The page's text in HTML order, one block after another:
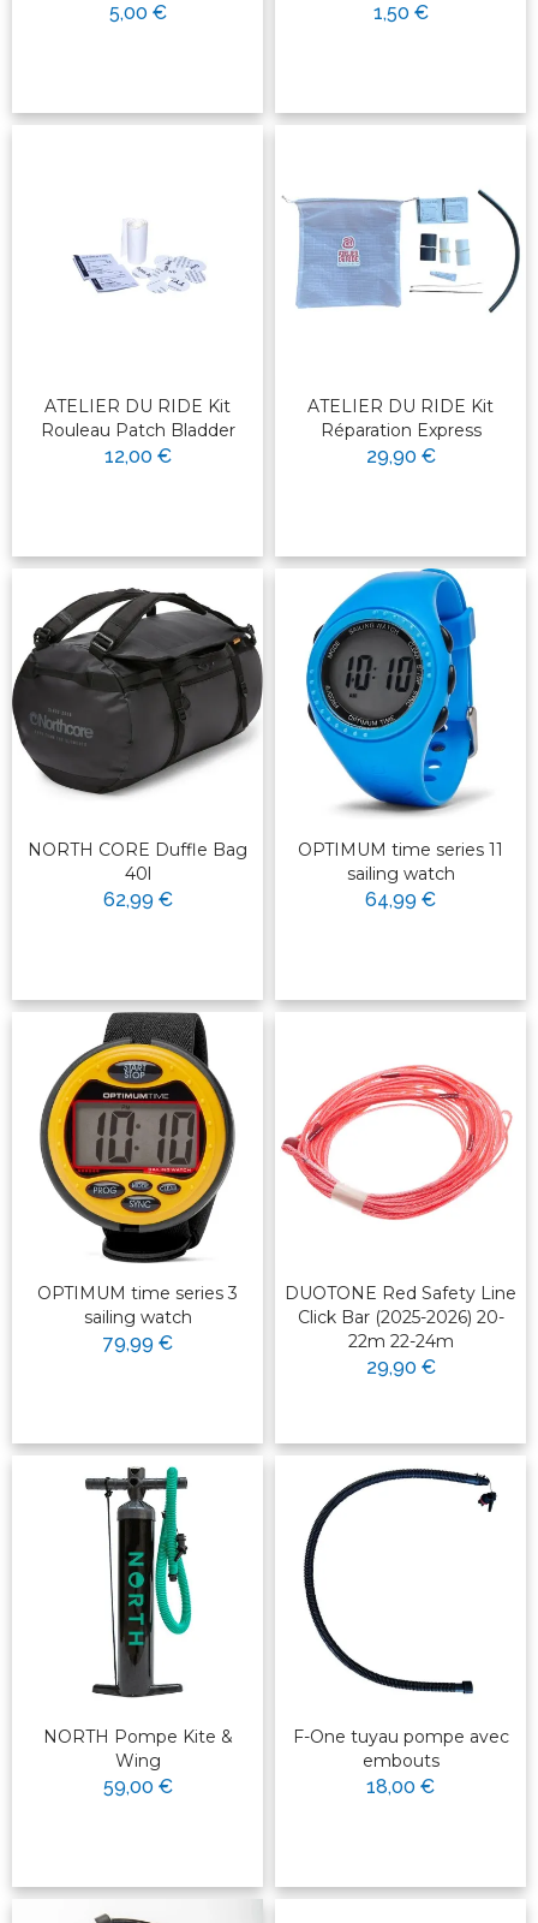
5,00 € 1,50 €
ATELIER DU RIDE Kit
Rouleau Patch Bladder
12,00 €
ATELIER DU RIDE Kit
Réparation Express
29,90 €
NORTH CORE Duffle Bag
40l
62,99 €
OPTIMUM time series 11
sailing watch
64,99 €
OPTIMUM time series 3
sailing watch
79,99 €
DUOTONE Red Safety Line
Click Bar (2025-2026) 20-
22m 22-24m
29,90 €
NORTH Pompe Kite &
Wing
59,00 €
F-One tuyau pompe avec
embouts
18,00 €